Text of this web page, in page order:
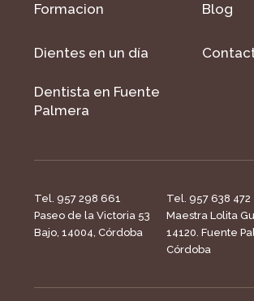
Formacion Blog
Dientes en un día
Dentista en Fuente
Palmera
Tel. 957 298 661
Paseo de la Victoria 53
Bajo, 14004, Córdoba
Tel. 957 638 472
Maestra Lolita
14120. Fuente
Córdoba